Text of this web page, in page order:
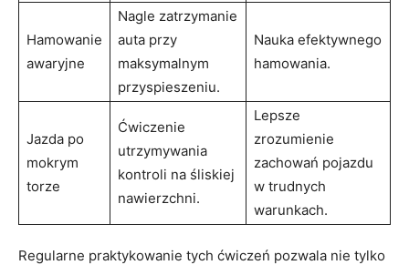
Hamowanie
awaryjne
Nagle zatrzymanie
auta przy
maksymalnym
przyspieszeniu.
Nauka efektywnego
hamowania.
Jazda​ po
mokrym
torze
Ćwiczenie
utrzymywania
‍kontroli na śliskiej
nawierzchni.
Lepsze
zrozumienie
zachowań ​pojazdu
w trudnych
warunkach.
Regularne praktykowanie tych ćwiczeń pozwala nie tylko